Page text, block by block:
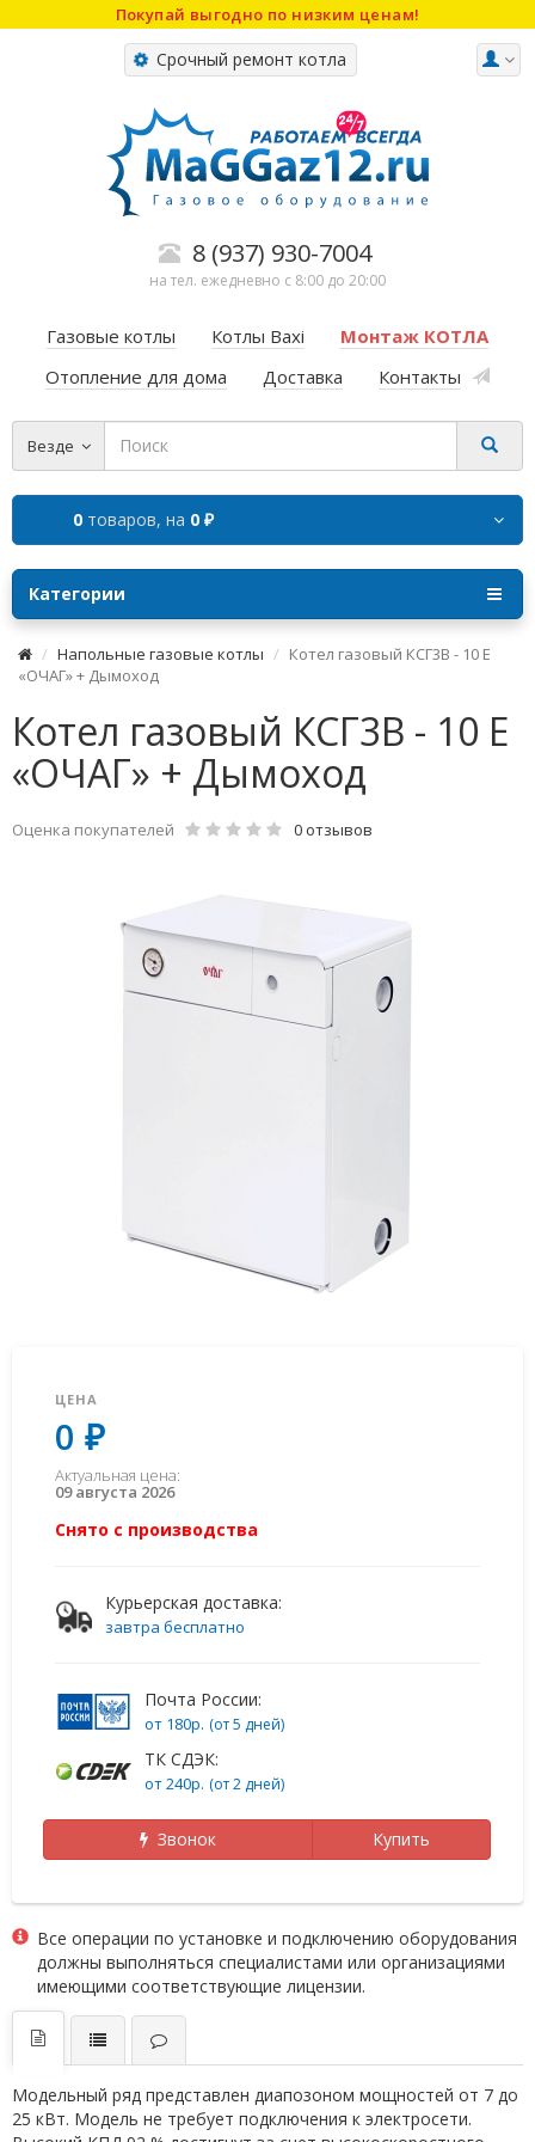
Покупай выгодно по низким ценам!
Срочный ремонт котла
8 (937) 930-7004
на тел. ежедневно с 8:00 до 20:00
Газовые котлы Котлы Baxi
Монтаж КОТЛА
Отопление для дома
Доставка Контакты
Везде
0 товаров, на 0 ₽
Категории
Напольные газовые котлы
Котел газовый КСГ3В - 10 Е
«ОЧАГ» + Дымоход
Котел газовый КСГ3В - 10 Е
«ОЧАГ» + Дымоход
Оценка покупателей 0 отзывов
ЦЕНА
0 ₽
Актуальная цена:
09 августа 2026
Снято с производства
Курьерская доставка:
завтра бесплатно
Почта России:
от 180р. (от 5 дней)
ТК СДЭК:
от 240р. (от 2 дней)
Звонок Купить
Все операции по установке и подключению оборудования
должны выполняться специалистами или организациями
имеющими соответствующие лицензии.
Модельный ряд представлен диапозоном мощностей от 7 до
25 кВт. Модель не требует подключения к электросети.